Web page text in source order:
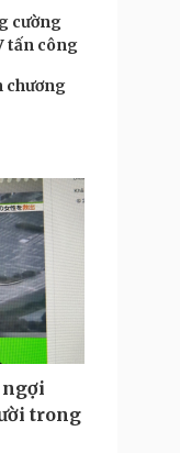
cường
tấn công
chương
ngợi
trong